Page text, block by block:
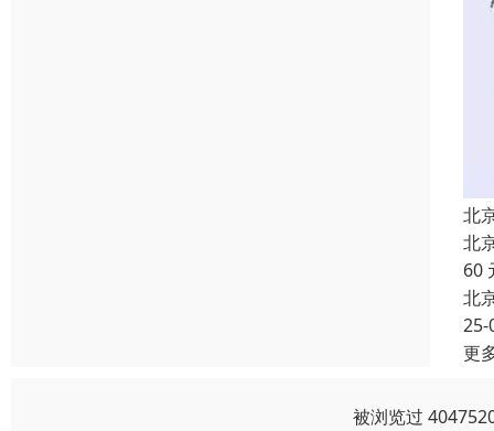
北
北
60
北
25-
更
被浏览过